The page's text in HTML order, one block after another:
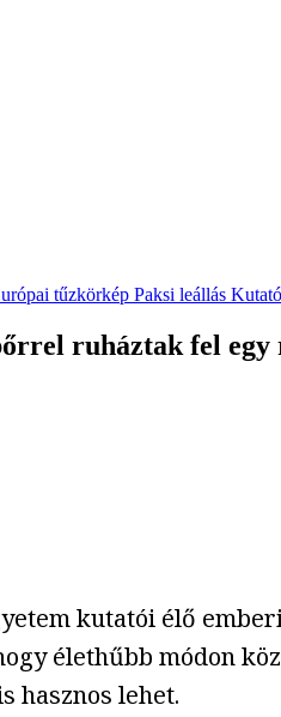
tűzkörkép Paksi leállás
ruháztak fel
kutatói élő
élethűbb módon
hasznos lehet.